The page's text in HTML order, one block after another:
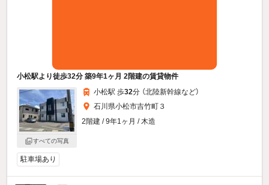
小松駅より徒歩32分 築9年1ヶ月 2階建の賃貸物件
すべての写真
小松駅 歩32分 （北陸新幹線など）
石川県小松市吉竹町３
2階建 / 9年1ヶ月 / 木造
駐車場あり